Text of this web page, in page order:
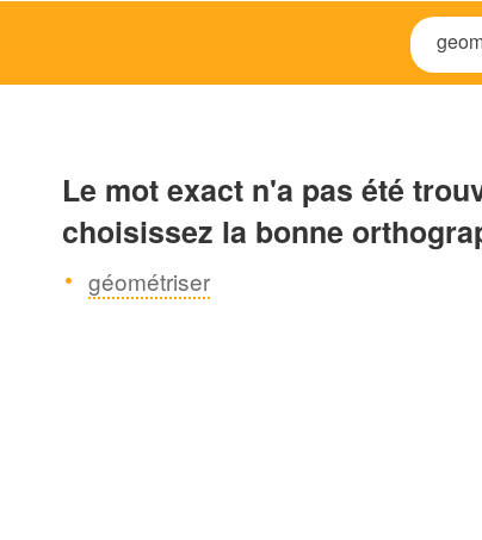
Le mot exact n'a pas été
choisissez la bonne
géométriser